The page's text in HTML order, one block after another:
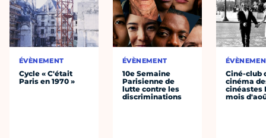
ÉVÈNEMENT
Cycle « C'était
Paris en 1970 »
ÉVÈNEMENT
10e Semaine
Parisienne de
lutte contre les
discriminations
Ciné-club
cinéma
cinéastes
mois